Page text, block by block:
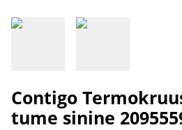
Contigo
tume sinine